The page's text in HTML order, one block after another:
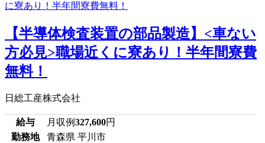
【半導体検査装置の部品製造】<車ない
方必見>職場近くに寮あり！半年間寮費
無料！
日総工産株式会社
給与 月収例327,600円
勤務地
青森県 平川市